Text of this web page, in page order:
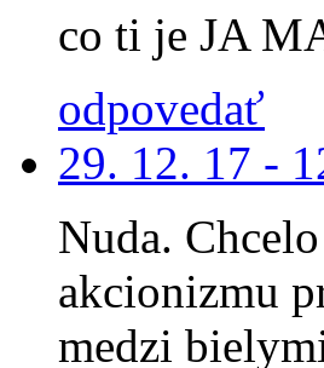
co ti je JA
odpovedať
29. 12. 17 -
Nuda.
akcionizmu
medzi